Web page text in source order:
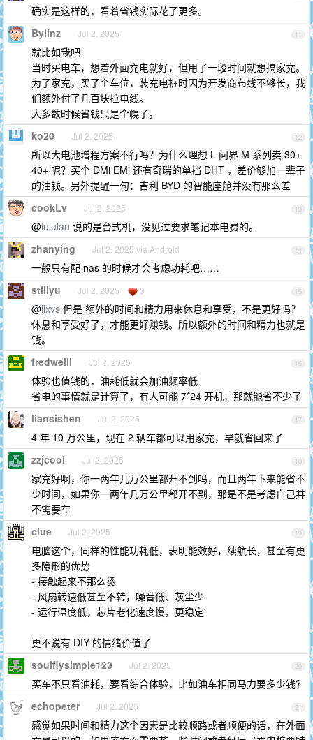
确实是这样的，看着省钱实际花了更多。
11
Bylinz Jul 2, 2025
就比如我吧
当时买电车，想着外面充电就好，但用了一段时间就想搞家充。
为了家充，买了个车位，装充电桩时因为开发商布线不够长，我
们额外付了几百块拉电线。
大多数时候省钱只是个幌子。
12
ko20 Jul 2, 2025
所以大电池增程方案不行吗？为什么理想 L 问界 M 系列卖 30+
40+ 呢？买个 DMi EMi 还有奇瑞的单挡 DHT ，差价够加一辈子
的油钱。另外提醒一句：吉利 BYD 的智能座舱并没有那么差
13
cookLv Jul 2, 2025
@lululau 说的是台式机，没见过要求笔记本电费的。
14
zhanying Jul 2, 2025 via Android
一般只有配 nas 的时候才会考虑功耗吧……
15
stillyu Jul 2, 2025 3
@llxvs 但是 额外的时间和精力用来休息和享受，不是更好吗？
休息和享受好了，才能更好赚钱。所以额外的时间和精力也就是
钱。
16
fredweili Jul 2, 2025
体验也值钱的，油耗低就会加油频率低
省电的事情就是计算了，有人可能 7*24 开机，那就能省不少了
17
liansishen Jul 2, 2025
4 年 10 万公里，现在 2 辆车都可以用家充，早就省回来了
18
zzjcool Jul 2, 2025
家充好啊，你一两年几万公里都开不到吗，而且两年下来能省不
少时间，如果你一两年几万公里都开不到，那是不是考虑自己并
不需要车
19
clue Jul 2, 2025
电脑这个，同样的性能功耗低，表明能效好，续航长，甚至有更
多隐形的优势
- 接触起来不那么烫
- 风扇转速低甚至不转，噪音低、灰尘少
- 运行温度低，芯片老化速度慢，更稳定
更不说有 DIY 的情绪价值了
20
soulflysimple123 Jul 2, 2025
买车不只看油耗，要看综合体验，比如油车相同马力要多少钱?
21
echopeter Jul 2, 2025
感觉如果时间和精力这个因素是比较顺路或者顺便的话，在外面